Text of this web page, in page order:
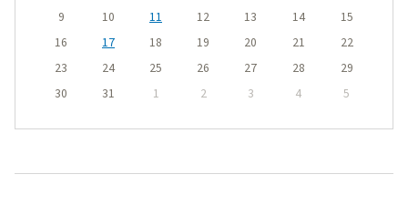
9
10 11 12 13 14
15
16
17 18 19 20 21
22
23
24 25 26 27 28
29
30
31 1 2 3 4 5